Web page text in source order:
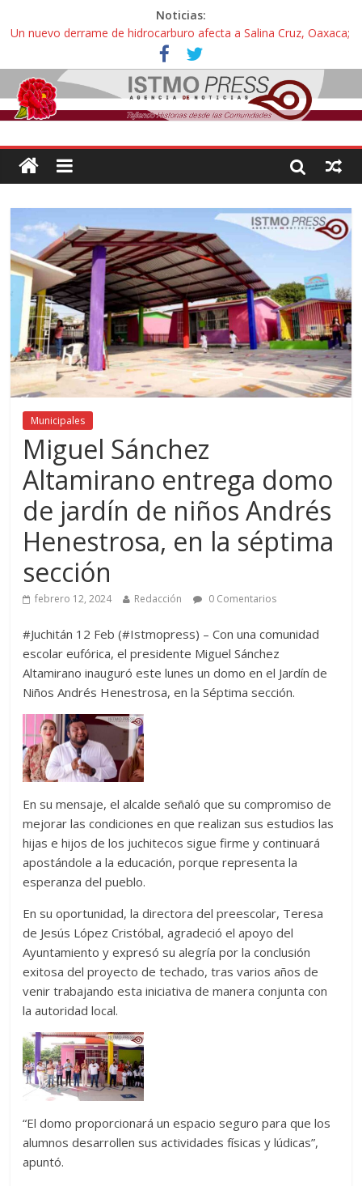
Noticias:
Un nuevo derrame de hidrocarburo afecta a Salina Cruz, Oaxaca;
ahora pescadores de Salinas del Marqués denuncian daños de
Pemex
Ángel, el joven autista expulsado por la Universidad Bienestar de
Ixtepec, Oaxaca vuelve a las aulas tras amparo
Familiares de periodista Alejandro Leyva se reúnen con titular de
intelectuales de su asesinato
Alertan pescadores de Juchitán, Oaxaca de nuevo despojo de su
Pescadores y comuneros ikoots detienen la extracción ilegal de
material pétreo de gravera Oyamel
Municipales
Miguel Sánchez
Altamirano entrega domo
de jardín de niños Andrés
Henestrosa, en la séptima
sección
febrero 12, 2024 Redacción 0 Comentarios
#Juchitán 12 Feb (#Istmopress) – Con una comunidad
escolar eufórica, el presidente Miguel Sánchez
Altamirano inauguró este lunes un domo en el Jardín de
Niños Andrés Henestrosa, en la Séptima sección.
En su mensaje, el alcalde señaló que su compromiso de
mejorar las condiciones en que realizan sus estudios las
hijas e hijos de los juchitecos sigue firme y continuará
apostándole a la educación, porque representa la
esperanza del pueblo.
En su oportunidad, la directora del preescolar, Teresa
de Jesús López Cristóbal, agradeció el apoyo del
Ayuntamiento y expresó su alegría por la conclusión
exitosa del proyecto de techado, tras varios años de
venir trabajando esta iniciativa de manera conjunta con
la autoridad local.
“El domo proporcionará un espacio seguro para que los
alumnos desarrollen sus actividades físicas y lúdicas”,
apuntó.